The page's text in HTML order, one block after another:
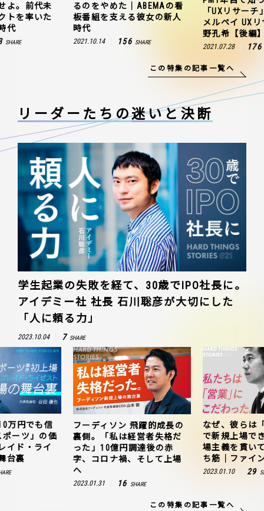
よ。前代未
トを率いた
代
SHARE
るのをやめた｜ABEMAの看
板番組を支える彼女の新人
時代
2021.10.14 156 SHARE
「UXリサー
メルペイ UX
野孔希【後編
2021.07.28 176
この特集の記事一覧へ
リーダーたちの迷いと決断
学生起業の失敗を経て、30歳でIPO社長に。
アイデミー社 社長 石川聡彦が大切にした
「人に頼る力」
2023.10.04 7 SHARE
万円でも信
ーツ」の価
イド・ライ
台裏
フーディソン 飛躍的成長の
裏側。「私は経営者失格だ
った」10億円調達後の赤
字、コロナ禍、そして上場
へ
2023.01.31 16 SHARE
なぜ、彼らは
で新規上場で
場主義を貫い
ち筋｜ファイ
2023.01.10 29
この特集の記事一覧へ